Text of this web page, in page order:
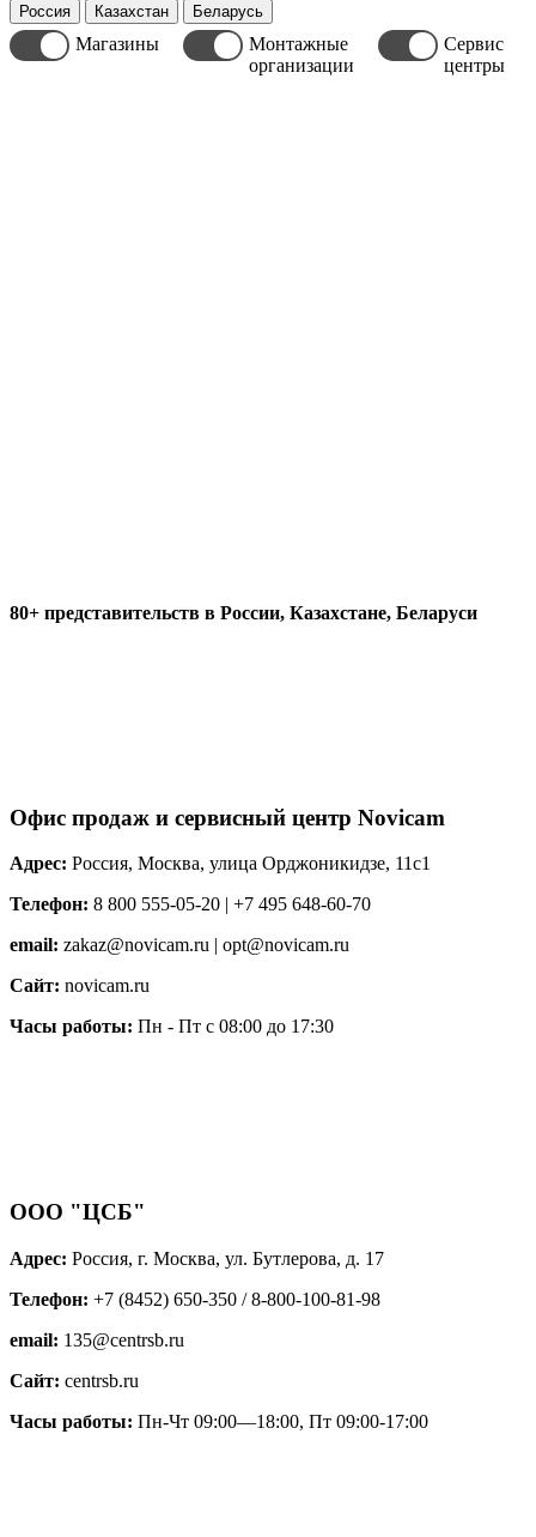
Россия Казахстан Беларусь
Магазины
Монтажные
организации
Сервис
центры
80+ представительств в России, Казахстане, Беларуси
Офис продаж и сервисный центр Novicam
Адрес: Россия, Москва, улица Орджоникидзе, 11с1
Телефон: 8 800 555-05-20 | +7 495 648-60-70
email: zakaz@novicam.ru | opt@novicam.ru
Сайт: novicam.ru
Часы работы: Пн - Пт с 08:00 до 17:30
ООО "ЦСБ"
Адрес: Россия, г. Москва, ул. Бутлерова, д. 17
Телефон: +7 (8452) 650-350 / 8-800-100-81-98
email: 135@centrsb.ru
Сайт: centrsb.ru
Часы работы: Пн-Чт 09:00—18:00, Пт 09:00-17:00